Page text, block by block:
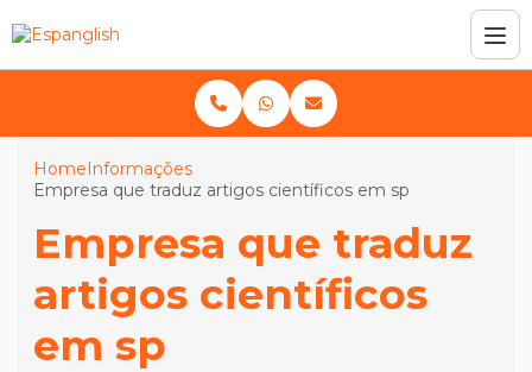
HomeInformações
Empresa que traduz artigos científicos em sp
Empresa que traduz
artigos científicos
em sp